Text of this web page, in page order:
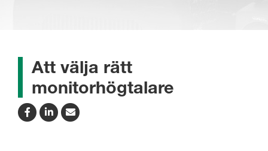
Att välja rätt
monitorhögtalare